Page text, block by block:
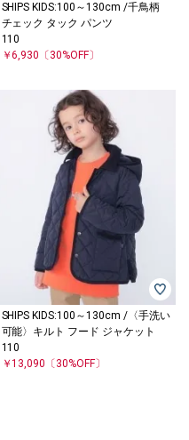
SHIPS KIDS:100～130cm /千鳥柄
チェック タック パンツ
110
￥6,930 〔30%OFF〕
SHIPS KIDS:100～130cm /〈手洗い
可能〉キルト フード ジャケット
110
￥13,090 〔30%OFF〕